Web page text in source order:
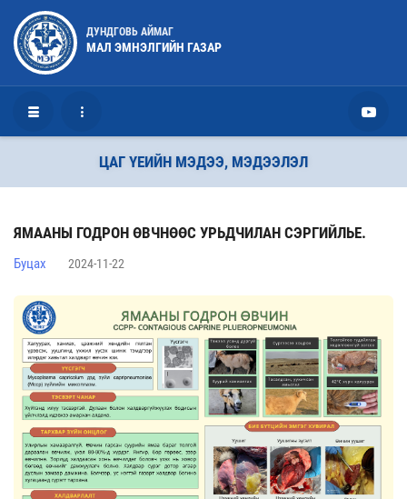
ДУНДГОВЬ АЙМАГ
МАЛ ЭМНЭЛГИЙН ГАЗАР
ЦАГ ҮЕИЙН МЭДЭЭ, МЭДЭЭЛЭЛ
ЯМААНЫ ГОДРОН ӨВЧНӨӨС УРЬДЧИЛАН СЭРГИЙЛЬЕ.
Буцах 2024-11-22